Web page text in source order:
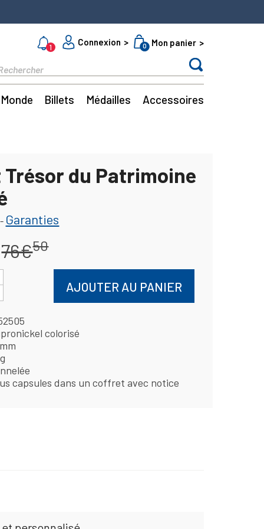
1
Connexion 0 Mon panier
Monde Billets Médailles Accessoires
du Patrimoine
Garanties
76€50
AJOUTER AU PANIER
colorisé
capsules dans un coffret avec notice